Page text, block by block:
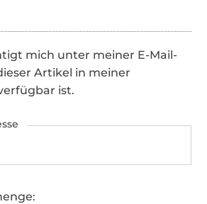
mich unter meiner E-Mail-
Artikel in meiner
ist.